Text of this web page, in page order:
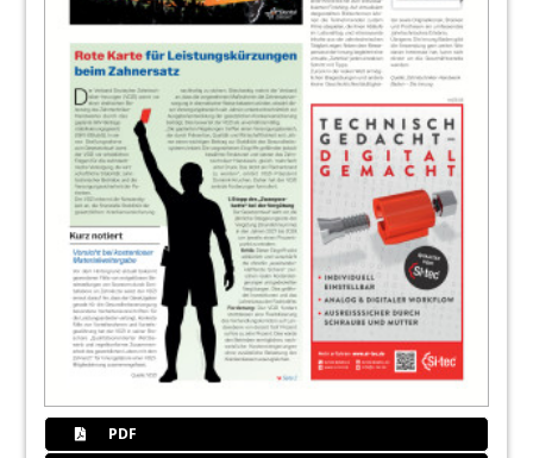
20Service
Redaktion
Symposium Digitale Dentale Technologien
in der Implantatprothetik
PDF